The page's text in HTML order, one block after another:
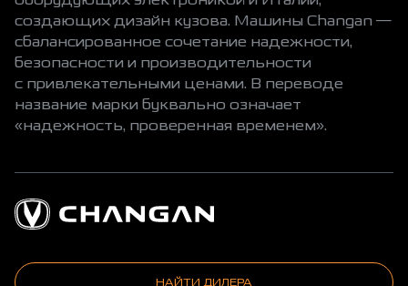
создающих дизайн кузова. Машины Changan —
сбалансированное сочетание надежности,
безопасности и производительности
с привлекательными ценами. В переводе
название марки буквально означает
«надежность, проверенная временем».
НАЙТИ ДИЛЕРА